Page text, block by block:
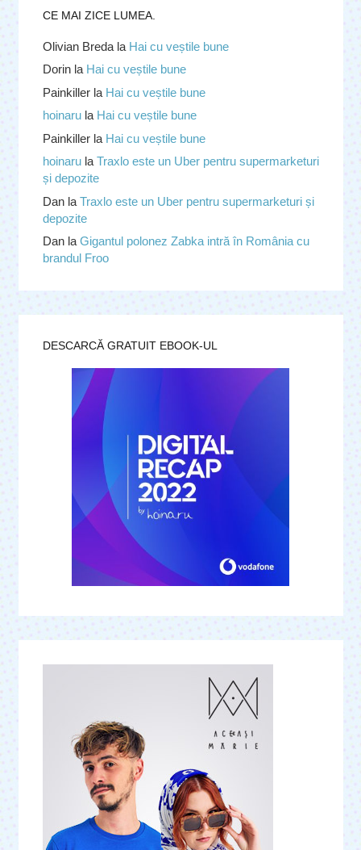
CE MAI ZICE LUMEA.
Olivian Bredala Hai cu veștile bune
Dorinla Hai cu veștile bune
Painkillerla Hai cu veștile bune
hoinarula Hai cu veștile bune
Painkillerla Hai cu veștile bune
hoinarula Traxlo este un Uber pentru supermarketuri
și depozite
Danla Traxlo este un Uber pentru supermarketuri și
depozite
Danla Gigantul polonez Zabka intră în România cu
brandul Froo
DESCARCĂ GRATUIT EBOOK-UL